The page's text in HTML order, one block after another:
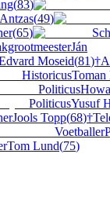
(83)
(49)
(65)
Ján
Moseid(81)†
HistoricusToman
Politicus
PoliticusYusuf
Jools Topp(68)†
Voetballer
Tom Lund(75)